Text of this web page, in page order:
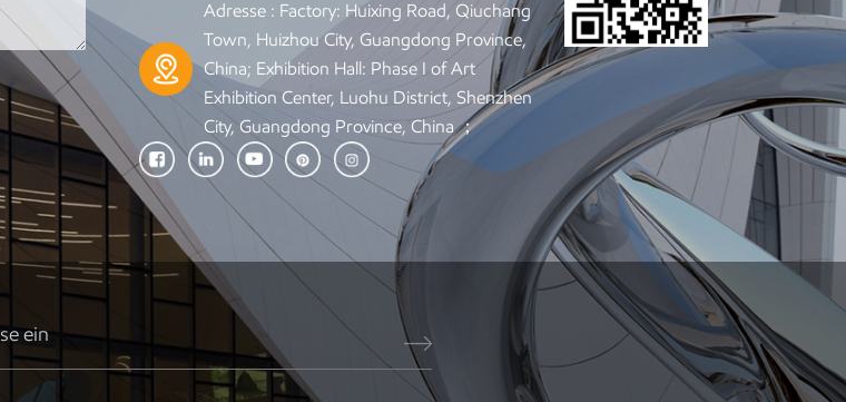
Adresse : Factory: Huixing Road, Qiuchang
Town, Huizhou City, Guangdong Province,
China; Exhibition Hall: Phase I of Art
Exhibition Center, Luohu District, Shenzhen
City, Guangdong Province, China ；